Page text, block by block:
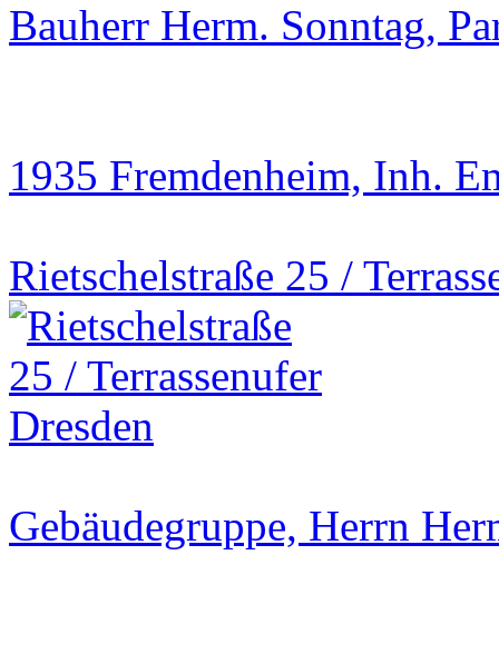
Bauherr Herm. Sonntag,
1935 Fremdenheim, Inh.
Rietschelstraße 25 /
Gebäudegruppe, Herrn